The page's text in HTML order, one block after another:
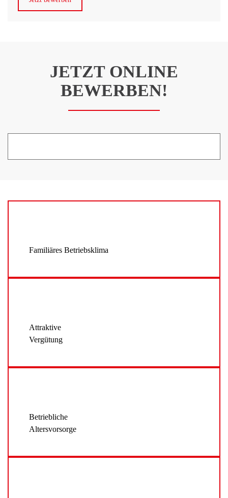
JETZT ONLINE
BEWERBEN!
Familiäres Betriebsklima
Attraktive
Vergütung
Betriebliche
Altersvorsorge